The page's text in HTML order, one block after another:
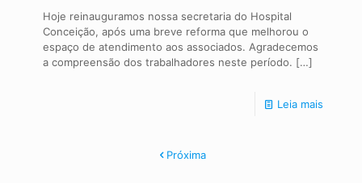
Hoje reinauguramos nossa secretaria do Hospital
Conceição, após uma breve reforma que melhorou o
espaço de atendimento aos associados. Agradecemos
a compreensão dos trabalhadores neste período. […]
Leia mais
Próxima